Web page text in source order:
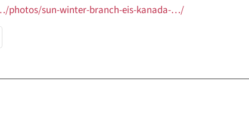
photos/sun-winter-branch-eis-kanada-…/